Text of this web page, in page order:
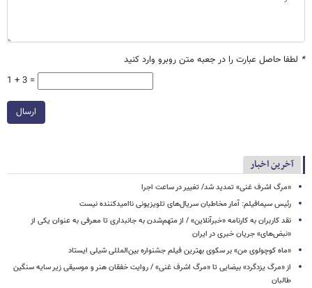
* لطفا حاصل عبارت را در جعبه متن روبرو وارد کنید
1 + 3 =
ارسال
آخرین اخبار
​​​​​​​«مرگ اشرف غنی» تمدید شد/ تغییر در ساعت اجرا
رئیس سیمافیلم: آمار مخاطبان سریال‌های تلویزیونی ناامیدکننده نیست
نقد کاربران به کارنامه «خبرآنلاین» / از متهم‌شدن به جانبداری تا معرفی به عنوان یکی از
«نبض‌های» جریان خبری در ایران
«ماه کوچولوی من» بر سکوی بهترین فیلم جشنواره بین‌المللی شیلی ایستاد
از «مرگ یزدگرد» بیضایی تا «مرگ اشرف غنی» / روایت خفقان هنر و موسیقی زیر سایه سنگین
طالبان